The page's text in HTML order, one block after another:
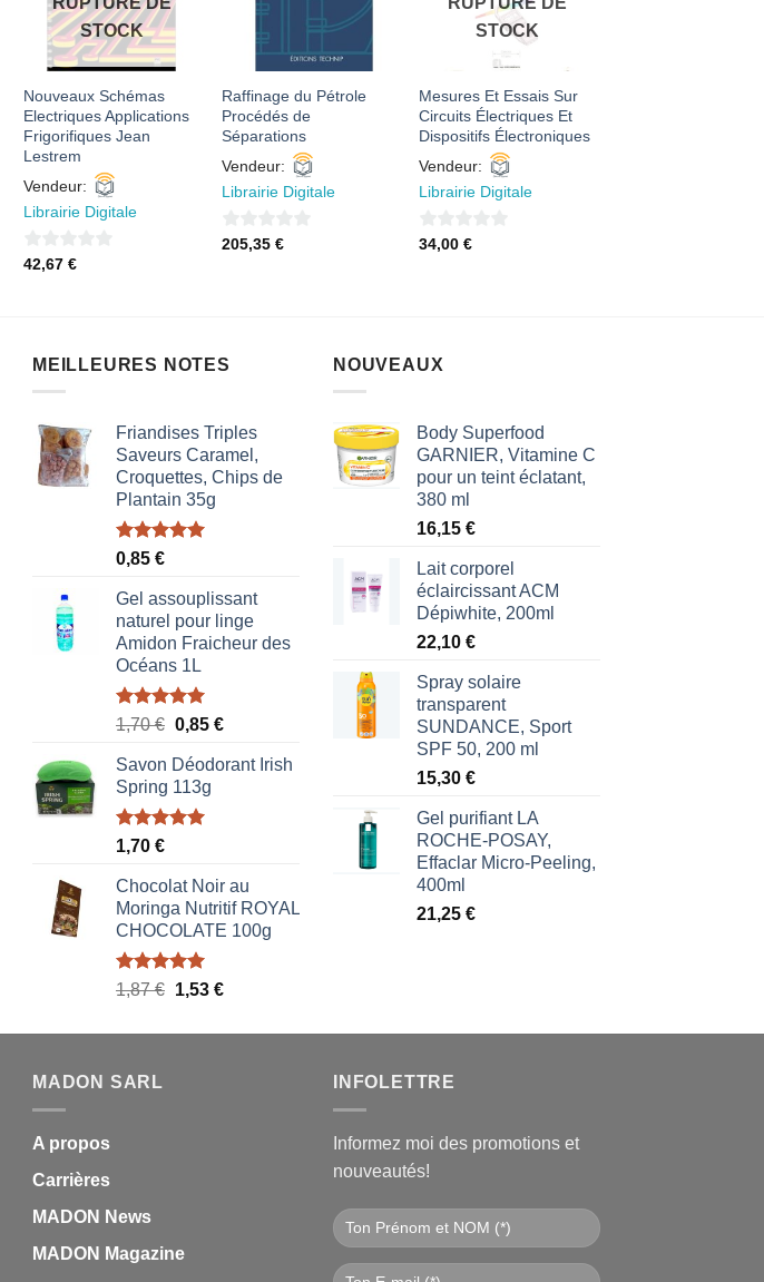
STOCK
Nouveaux Schémas
Electriques Applications
Frigorifiques Jean
Lestrem
Vendeur:
Librairie Digitale
0
42,67€
Raffinage du Pétrole
Procédés de
Séparations
Vendeur:
Librairie Digitale
0
205,35 €
STOCK
Mesures Et Essais Sur
Circuits Électriques Et
Dispositifs Électroniques
Vendeur:
Librairie Digitale
0
34,00€
MEILLEURES NOTES
Friandises Triples
Saveurs Caramel,
Croquettes, Chips de
Plantain 35g
Note5.00
0,85 €
Gel assouplissant
naturel pour linge
Amidon Fraicheur des
Océans 1L
Note5.00
1,70€ Le
initial
était :
1,70 €.
0,85 €Le
actuel
Savon Déodorant Irish
Spring 113g
Note5.00
1,70 €
Chocolat Noir au
Moringa Nutritif ROYAL
CHOCOLATE 100g
Note5.00
1,87€ Le
initial
1,53 €Le
actuel
NOUVEAUX
Body Superfood
GARNIER, Vitamine C
pour un teint éclatant,
380 ml
16,15 €
Lait corporel
éclaircissant ACM
Dépiwhite, 200ml
22,10 €
Spray solaire
transparent
SUNDANCE, Sport
SPF 50, 200 ml
15,30 €
Gel purifiant LA
ROCHE-POSAY,
Effaclar Micro-Peeling,
400ml
21,25 €
MADON SARL
A propos
Carrières
MADON News
MADON Magazine
INFOLETTRE
Informez moi des promotions et
nouveautés!